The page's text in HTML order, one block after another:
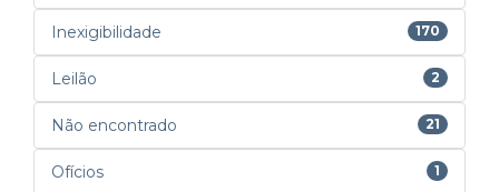
Inexigibilidade 170
Leilão 2
Não encontrado 21
Ofícios 1